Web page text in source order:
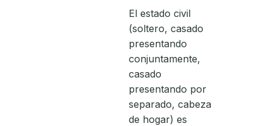
El estado civil
(soltero, casado
presentando
conjuntamente,
casado
presentando por
separado, cabeza
de hogar) es